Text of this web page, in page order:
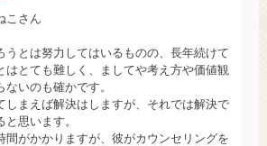
こさん
うとは努力してはいるものの、長年続けて
はとても難しく、ましてや考え方や価値観
いのも確かです。
しまえば解決はしますが、それでは解決で
思います。
間がかかりますが、彼がカウンセリングを